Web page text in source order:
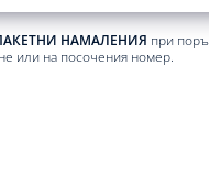
НАМАЛЕНИЯ при
или на посочения номер.